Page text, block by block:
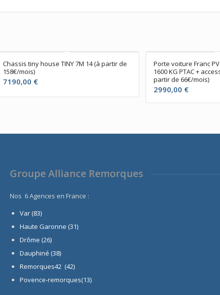
Chassis tiny house TINY 7M 14 (à partir de
158€/mois)
7190,00 €
Porte voiture Franc
1600 KG PTAC +
partir de 66€/mois)
2990,00 €
Groupe Alliance Remorques
Nos 6 Agences en France :
Var (83)
Haute Garonne (31)
Drôme (26)
Dauphiné (38)
Remorques42 (42)
Povence-remorques(13)